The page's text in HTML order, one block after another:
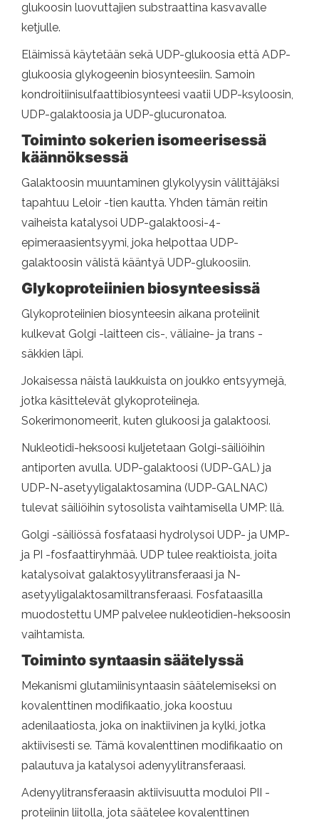
glukoosin luovuttajien substraattina kasvavalle
ketjulle.
Eläimissä käytetään sekä UDP-glukoosia että ADP-
glukoosia glykogeenin biosynteesiin. Samoin
kondroitiinisulfaattibiosynteesi vaatii UDP-ksyloosin,
UDP-galaktoosia ja UDP-glucuronatoa.
Toiminto sokerien isomeerisessä
käännöksessä
Galaktoosin muuntaminen glykolyysin välittäjäksi
tapahtuu Leloir -tien kautta. Yhden tämän reitin
vaiheista katalysoi UDP-galaktoosi-4-
epimeraasientsyymi, joka helpottaa UDP-
galaktoosin välistä kääntyä UDP-glukoosiin.
Glykoproteiinien biosynteesissä
Glykoproteiinien biosynteesin aikana proteiinit
kulkevat Golgi -laitteen cis-, väliaine- ja trans -
säkkien läpi.
Jokaisessa näistä laukkuista on joukko entsyymejä,
jotka käsittelevät glykoproteiineja.
Sokerimonomeerit, kuten glukoosi ja galaktoosi.
Nukleotidi-heksoosi kuljetetaan Golgi-säiliöihin
antiporten avulla. UDP-galaktoosi (UDP-GAL) ja
UDP-N-asetyyligalaktosamina (UDP-GALNAC)
tulevat säiliöihin sytosolista vaihtamisella UMP: llä.
Golgi -säiliössä fosfataasi hydrolysoi UDP- ja UMP-
ja PI -fosfaattiryhmää. UDP tulee reaktioista, joita
katalysoivat galaktosyylitransferaasi ja N-
asetyyligalaktosamiltransferaasi. Fosfataasilla
muodostettu UMP palvelee nukleotidien-heksoosin
vaihtamista.
Toiminto syntaasin säätelyssä
Mekanismi glutamiinisyntaasin säätelemiseksi on
kovalenttinen modifikaatio, joka koostuu
adenilaatiosta, joka on inaktiivinen ja kylki, jotka
aktiivisesti se. Tämä kovalenttinen modifikaatio on
palautuva ja katalysoi adenyylitransferaasi.
Adenyylitransferaasin aktiivisuutta moduloi PII -
proteiinin liitolla, jota säätelee kovalenttinen